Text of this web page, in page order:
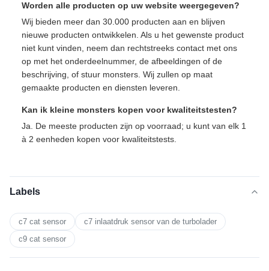
Worden alle producten op uw website weergegeven?
Wij bieden meer dan 30.000 producten aan en blijven
nieuwe producten ontwikkelen. Als u het gewenste product
niet kunt vinden, neem dan rechtstreeks contact met ons
op met het onderdeelnummer, de afbeeldingen of de
beschrijving, of stuur monsters. Wij zullen op maat
gemaakte producten en diensten leveren.
Kan ik kleine monsters kopen voor kwaliteitstesten?
Ja. De meeste producten zijn op voorraad; u kunt van elk 1
à 2 eenheden kopen voor kwaliteitstests.
Labels
c7 cat sensor
c7 inlaatdruk sensor van de turbolader
c9 cat sensor